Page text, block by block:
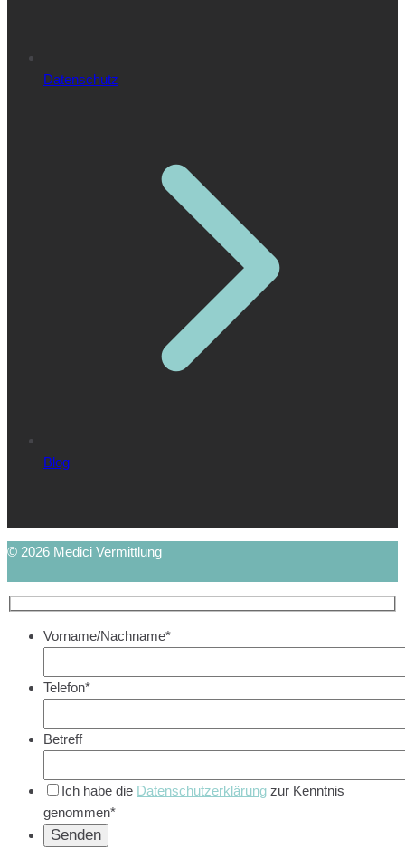
Datenschutz
Blog
© 2026 Medici Vermittlung
Vorname/Nachname*
Telefon*
Betreff
Ich habe die Datenschutzerklärung zur Kenntnis
genommen*